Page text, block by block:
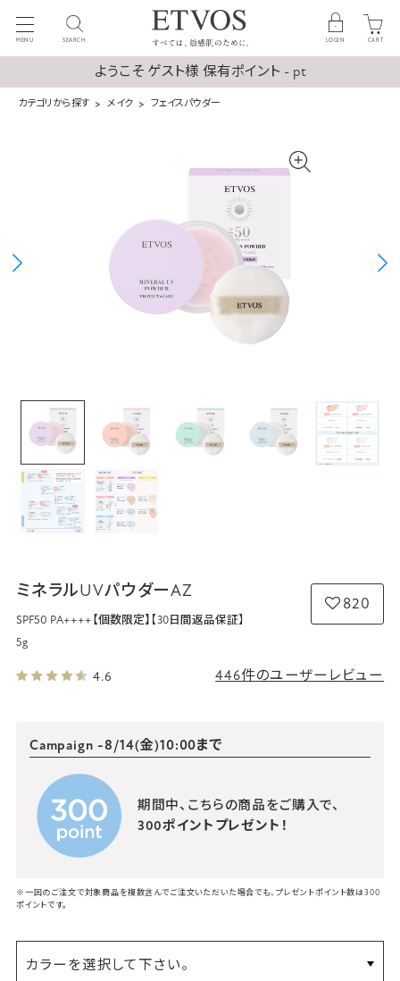
MENU SEARCH LOGIN CART
ようこそ ゲスト様 保有ポイント - pt
カテゴリから探す メイク フェイスパウダー
4.6 446件のユーザーレビュー
ミネラルUVパウダーAZ
820
SPF50 PA++++【個数限定】 【30日間返品保証】
5g
Campaign -8/14(金)10:00まで
期間中、こちらの商品をご購入で、
300ポイントプレゼント！
※一回のご注文で対象商品を複数含んでご注文いただいた場合でも、プレゼントポイント数は300
ポイントです。
カラーを選択して下さい。